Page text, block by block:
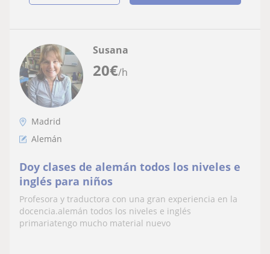
20€/h
Susana
Madrid
Alemán
Doy clases de alemán todos los niveles e
inglés para niños
Profesora y traductora con una gran experiencia en la
docencia.alemán todos los niveles e inglés
primariatengo mucho material nuevo